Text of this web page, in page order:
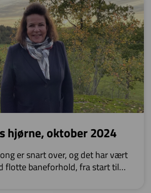
hjørne, oktober 2024
er snart over, og det har vært
flotte baneforhold, fra start til